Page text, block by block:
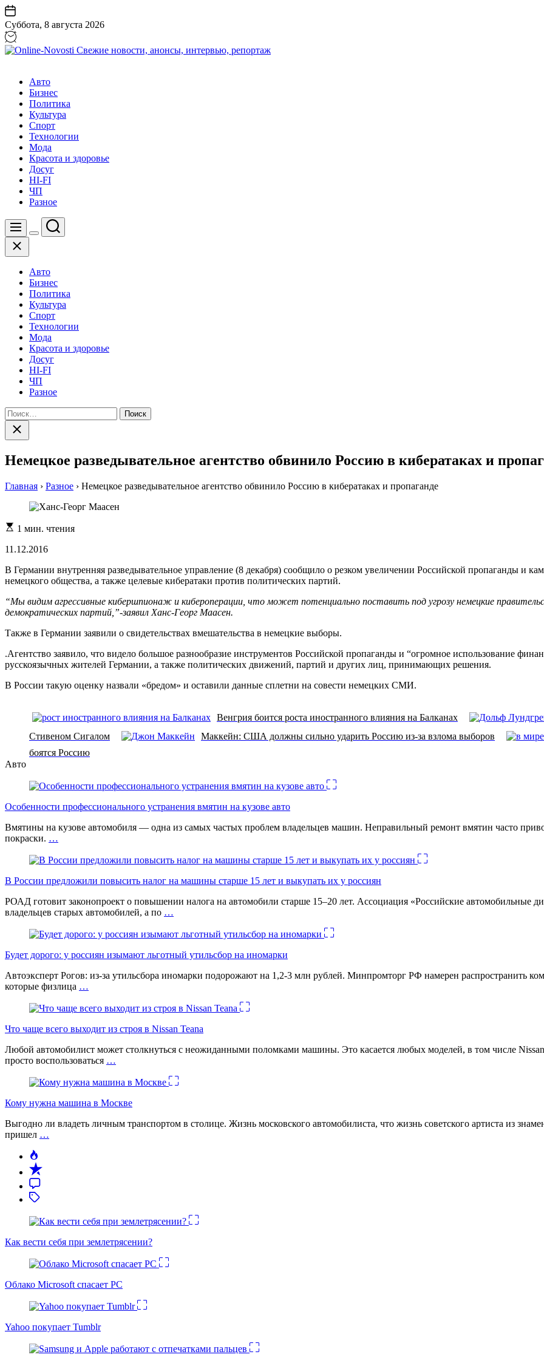
Перейти
к
содержанию
Суббота, 8 августа 2026
Свежие
новости,
анонсы,
интервью,
репортаж
Авто
Бизнес
Политика
Культура
Спорт
Технологии
Мода
Красота и здоровье
Досуг
HI-FI
ЧП
Разное
Меню
Цвет
Поиск
Закрыть
Авто
Бизнес
Политика
Культура
Спорт
Технологии
Мода
Красота и здоровье
Досуг
HI-FI
ЧП
Разное
Найти:
Закрыть
поиск
Немецкое разведывательное агентство обвинило Россию в кибератаках и
Главная › Разное › Немецкое разведывательное агентство обвинило Россию в кибератаках и пропаганде
Расчетное
чтения
1 мин. чтения
11.12.2016
В Германии внутренняя разведывательное управление (8 декабря) сообщило о резком увеличении Российской пропаганды и
немецкого общества, а также целевые кибератаки против политических партий.
“Мы видим агрессивные кибершпионаж и кибероперации, что может потенциально поставить под угрозу немецкие
демократических партий,”-заявил Ханс-Георг Маасен.
Также в Германии заявили о свидетельствах вмешательства в немецкие выборы.
.Агентство заявило, что видело большое разнообразие инструментов Российской пропаганды и “огромное использование
русскоязычных жителей Германии, а также политических движений, партий и других лиц, принимающих решения.
В России такую оценку назвали «бредом» и оставили данные сплетни на совести немецких СМИ.
Венгрия боится роста иностранного влияния на Балканах
Стивеном Сигалом
Маккейн: США должны сильно ударить Россию из-за взлома выборов
боятся Россию
Авто
Особенности профессионального устранения вмятин на кузове авто
Вмятины на кузове автомобиля — одна из самых частых проблем владельцев машин. Неправильный ремонт вмятин часто
покраски. …
В России предложили повысить налог на машины старше 15 лет и выкупать их у россиян
РОАД готовит законопроект о повышении налога на автомобили старше 15–20 лет. Ассоциация «Российские автомобильные
владельцев старых автомобилей, а по …
Будет дорого: у россиян изымают льготный утильсбор на иномарки
Автоэксперт Рогов: из-за утильсбора иномарки подорожают на 1,2-3 млн рублей. Минпромторг РФ намерен распространить
которые физлица …
Что чаще всего выходит из строя в Nissan Teana
Любой автомобилист может столкнуться с неожиданными поломками машины. Это касается любых моделей, в том числе
просто воспользоваться …
Кому нужна машина в Москве
Выгодно ли владеть личным транспортом в столице. Жизнь московского автомобилиста, что жизнь советского артиста из
пришел …
Как вести себя при землетрясении?
Облако Microsoft спасает PC
Yahoo покупает Tumblr